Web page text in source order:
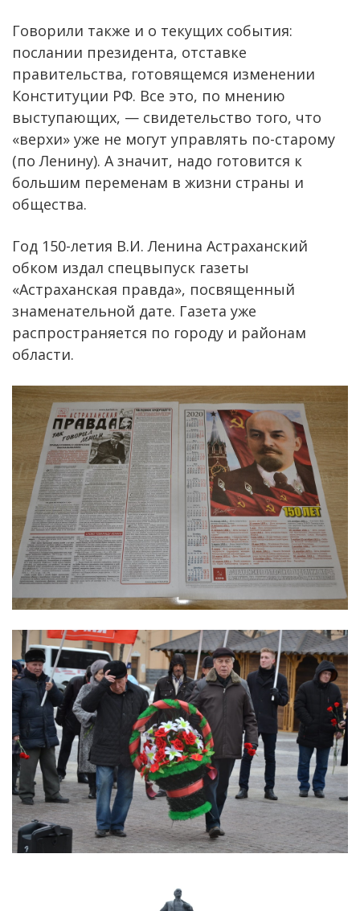
Говорили также и о текущих события:
послании президента, отставке
правительства, готовящемся изменении
Конституции РФ. Все это, по мнению
выступающих, — свидетельство того, что
«верхи» уже не могут управлять по-старому
(по Ленину). А значит, надо готовится к
большим переменам в жизни страны и
общества.
Год 150-летия В.И. Ленина Астраханский
обком издал спецвыпуск газеты
«Астраханская правда», посвященный
знаменательной дате. Газета уже
распространяется по городу и районам
области.